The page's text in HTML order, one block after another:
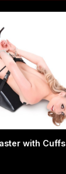
with Cuffs